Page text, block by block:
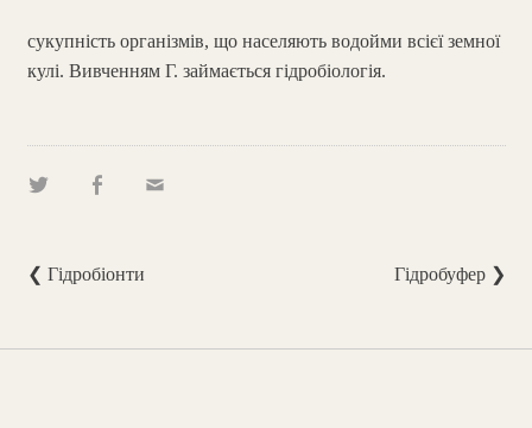
сукупність організмів, що населяють водойми всієї земної
кулі. Вивченням Г. займається гідробіологія.
❮ Гідробіонти Гідробуфер ❯